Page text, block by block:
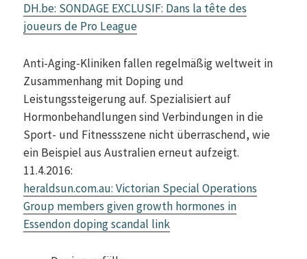
DH.be: SONDAGE EXCLUSIF: Dans la tête des
joueurs de Pro League
Anti-Aging-Kliniken fallen regelmäßig weltweit in
Zusammenhang mit Doping und
Leistungssteigerung auf. Spezialisiert auf
Hormonbehandlungen sind Verbindungen in die
Sport- und Fitnessszene nicht überraschend, wie
ein Beispiel aus Australien erneut aufzeigt.
11.4.2016:
heraldsun.com.au: Victorian Special Operations
Group members given growth hormones in
Essendon doping scandal link